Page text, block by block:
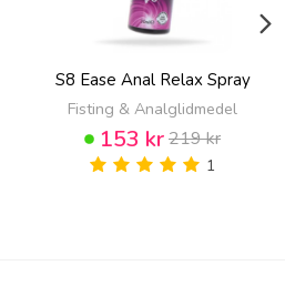
S8 Ease Anal Relax Spray
Fisting & Analglidmedel
153 kr219 kr
1